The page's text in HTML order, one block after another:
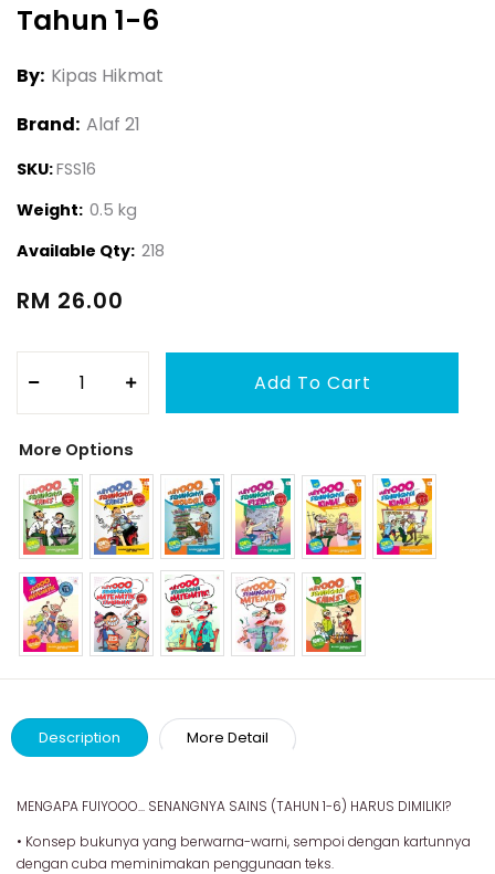
Tahun 1-6
By: Kipas Hikmat
Brand: Alaf 21
SKU:FSS16
Weight: 0.5 kg
Available Qty: 218
RM 26.00
More Options
Description More Detail
MENGAPA FUIYOOO... SENANGNYA SAINS (TAHUN 1-6) HARUS DIMILIKI?
• Konsep bukunya yang berwarna-warni, sempoi dengan kartunnya
dengan cuba meminimakan penggunaan teks.